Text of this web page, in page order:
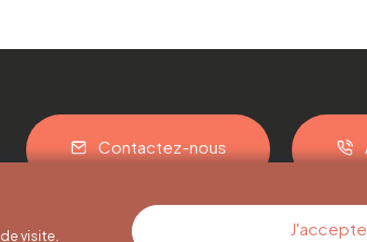
Contactez-nous
visite.
J'accepte